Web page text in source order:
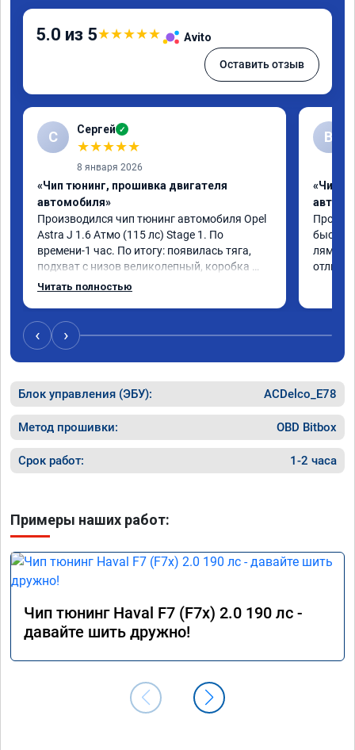
5.0 из 5★★★★★ Avito
Оставить отзыв
С Сергей ✓
★★★★★
8 января 2026
«Чип тюнинг, прошивка двигателя
автомобиля»
Производился чип тюнинг автомобиля Opel
Astra J 1.6 Атмо (115 лс) Stage 1. По
времени-1 час. По итогу: появилась тяга,
подхват с низов великолепный, коробка
стала работать плавнее. На трассе быстрее
доволен как слон ))) Рекомендую
компанию!
Читать полностью
В
«Чип
быстро
лямбде
отлично
‹ ›
Блок управления (ЭБУ): ACDelco_E78
Метод прошивки: OBD Bitbox
Срок работ: 1-2 часа
Примеры наших работ:
Чип тюнинг Haval F7 (F7x) 2.0 190 лс -
давайте шить дружно!